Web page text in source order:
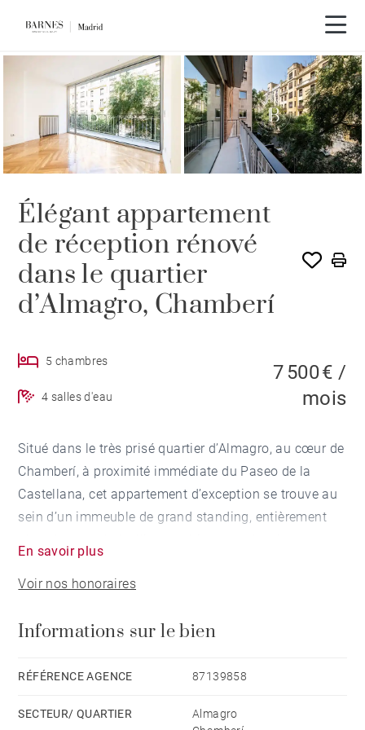
Visite vidéo
Élégant appartement
de réception rénové
dans le quartier
d’Almagro, Chamberí
5 chambres
4 salles d'eau
7 500 € /
mois
Situé dans le très prisé quartier d’Almagro, au cœur de
Chamberí, à proximité immédiate du Paseo de la
Castellana, cet appartement d’exception se trouve au
sein d’un immeuble de grand standing, entièrement
prestations contemporaines de très haute qualité.
entièrement rénovée avec des matériaux nobles et un
intérieure a été pensée pour préserver la séparation
La cuisine, spacieuse et entièrement équipée avec des
En savoir plus
Voir nos honoraires
Informations sur le bien
RÉFÉRENCE AGENCE 87139858
SECTEUR/ QUARTIER
Almagro